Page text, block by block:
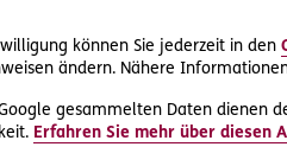
können Sie jederzeit in den
ändern. Nähere
gesammelten Daten dienen
Erfahren Sie mehr über diesen
besteht die
und
Unterlagen grundsätzlich